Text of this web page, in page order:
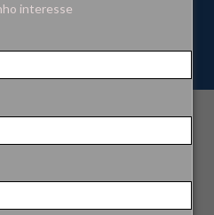
interesse
marketing